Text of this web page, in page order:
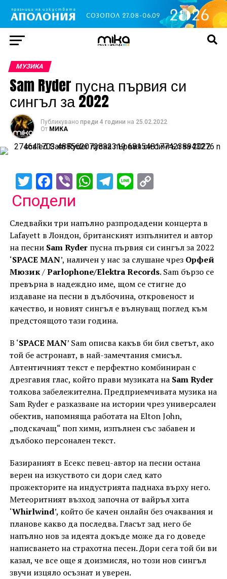
МУЗИКА
Sam Ryder пусна първия си
сингъл за 2022
Публикувано преди 4 години на 25.02.2022
От МИКА
TwitterFacebook
ViberWhatsApp
Telegram
Line
Сподели
Следвайки три напълно разпродадени концерта в
Lafayett в Лондон, британският изпълнител и автор
на песни Sam Ryderпусна първия си сингъл за 2022
‘SPACE MAN’, наличен у нас за слушане чрез Орфей
Мюзик/Parlophone/Elektra Records. Sam бързо се
превърна в надеждно име, щом се стигне до
издаване на песни в дълбочина, откровеност и
качество, и новият сингъл е вълнуващ поглед към
предстоящото тази година.
В ‘SPACE MAN’ Sam описва какъв би бил светът, ако
той бе астронавт, в най-замечтания смисъл.
Автентичният текст е перфектно комбиниран с
дрезгавия глас, който прави музиката на Sam Ryder
толкова забележителна. Предприемчивата музика на
Sam Ryder е разказване на истории чрез универсален
обектив, напомняща работата на Elton John,
„подскачащ“ поп химн, изпълнен със забавен и
дълбоко персонален текст.
Базираният в Есекс певец-автор на песни остана
верен на изкуството си дори след като
прожекторите на индустрията паднаха върху него.
Метеоритният възход започна от вайръл хита
‘Whirlwind’, който бе качен онлайн без очаквания и
планове какво да последва. Гласът зад него бе
напълно нов за идеята докъде може да го доведе
написването на страхотна песен. Дори сега той би ви
казал, че все още я доизмисля, но този нов сингъл
звучи изцяло осъзнат и уверен.